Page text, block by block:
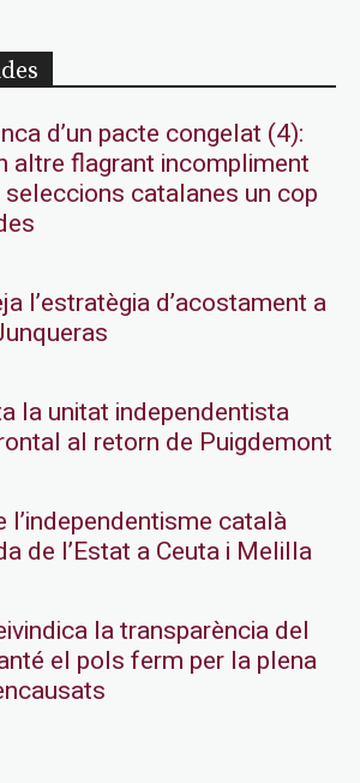
d’un pacte congelat (4):
altre flagrant incompliment
seleccions catalanes un cop
l’estratègia d’acostament a
la unitat independentista
al retorn de Puigdemont
l’independentisme català
de l’Estat a Ceuta i Melilla
la transparència del
el pols ferm per la plena